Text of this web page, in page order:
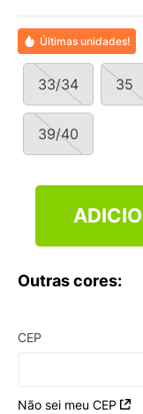
Últimas unidades!
33/34 35
39/40
Outras cores:
CEP
Não sei meu CEP
10º VEJA COUNTRY